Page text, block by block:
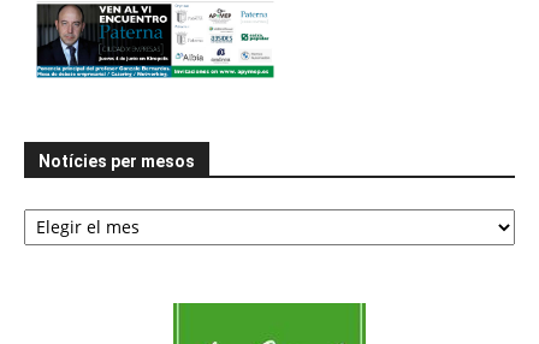
Notícies per mesos
Notícies
per